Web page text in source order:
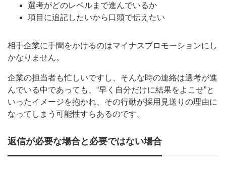
選考がどのレベルまで進んでいるか
項目に追記したいから口頭で伝えたい
相手企業に手間をかけるのはマイナスプロモーションにし
かなりません。
企業の担当者も忙しいですし、そんな時の連絡は選考が進
んでいる中であっても、“早く自分だけに結果をよこせ”と
いったイメージを抱かれ、その行動が採用見送りの理由に
なってしまう可能性すらあるのです。
返信が必要な場合と必要ではない場合